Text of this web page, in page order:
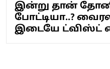
இன்று தான்
போட்டியா..?
இடையே